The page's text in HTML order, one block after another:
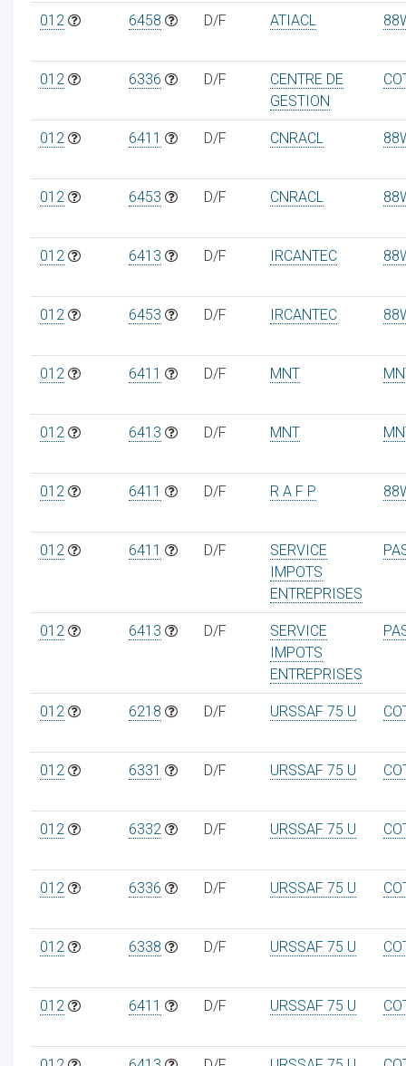
012 6458 D/F ATIACL
012 6336 D/F
CENTRE DE
GESTION
012 6411 D/F CNRACL
012 6453 D/F CNRACL
012 6413 D/F IRCANTEC
012 6453 D/F IRCANTEC
012 6411 D/F MNT
012 6413 D/F MNT
012 6411 D/F R A F P
012 6411 D/F
SERVICE
IMPOTS
ENTREPRISES
012 6413 D/F
SERVICE
IMPOTS
ENTREPRISES
012 6218 D/F URSSAF 75 U
012 6331 D/F URSSAF 75 U
012 6332 D/F URSSAF 75 U
012 6336 D/F URSSAF 75 U
012 6338 D/F URSSAF 75 U
012 6411 D/F URSSAF 75 U